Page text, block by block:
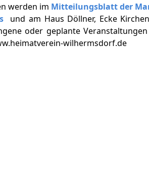
werden im Mitteilungsblatt der
und am Haus Döllner, Ecke
oder geplante
wilhermsdorf.de